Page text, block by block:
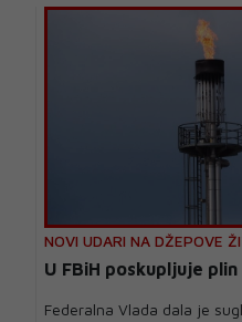
NOVI UDARI NA DŽEPOVE
U FBiH poskupljuje plin
Federalna Vlada dala je